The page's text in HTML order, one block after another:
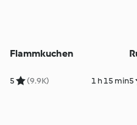
Flammkuchen
5 (9.9K) 1 h 15 min5